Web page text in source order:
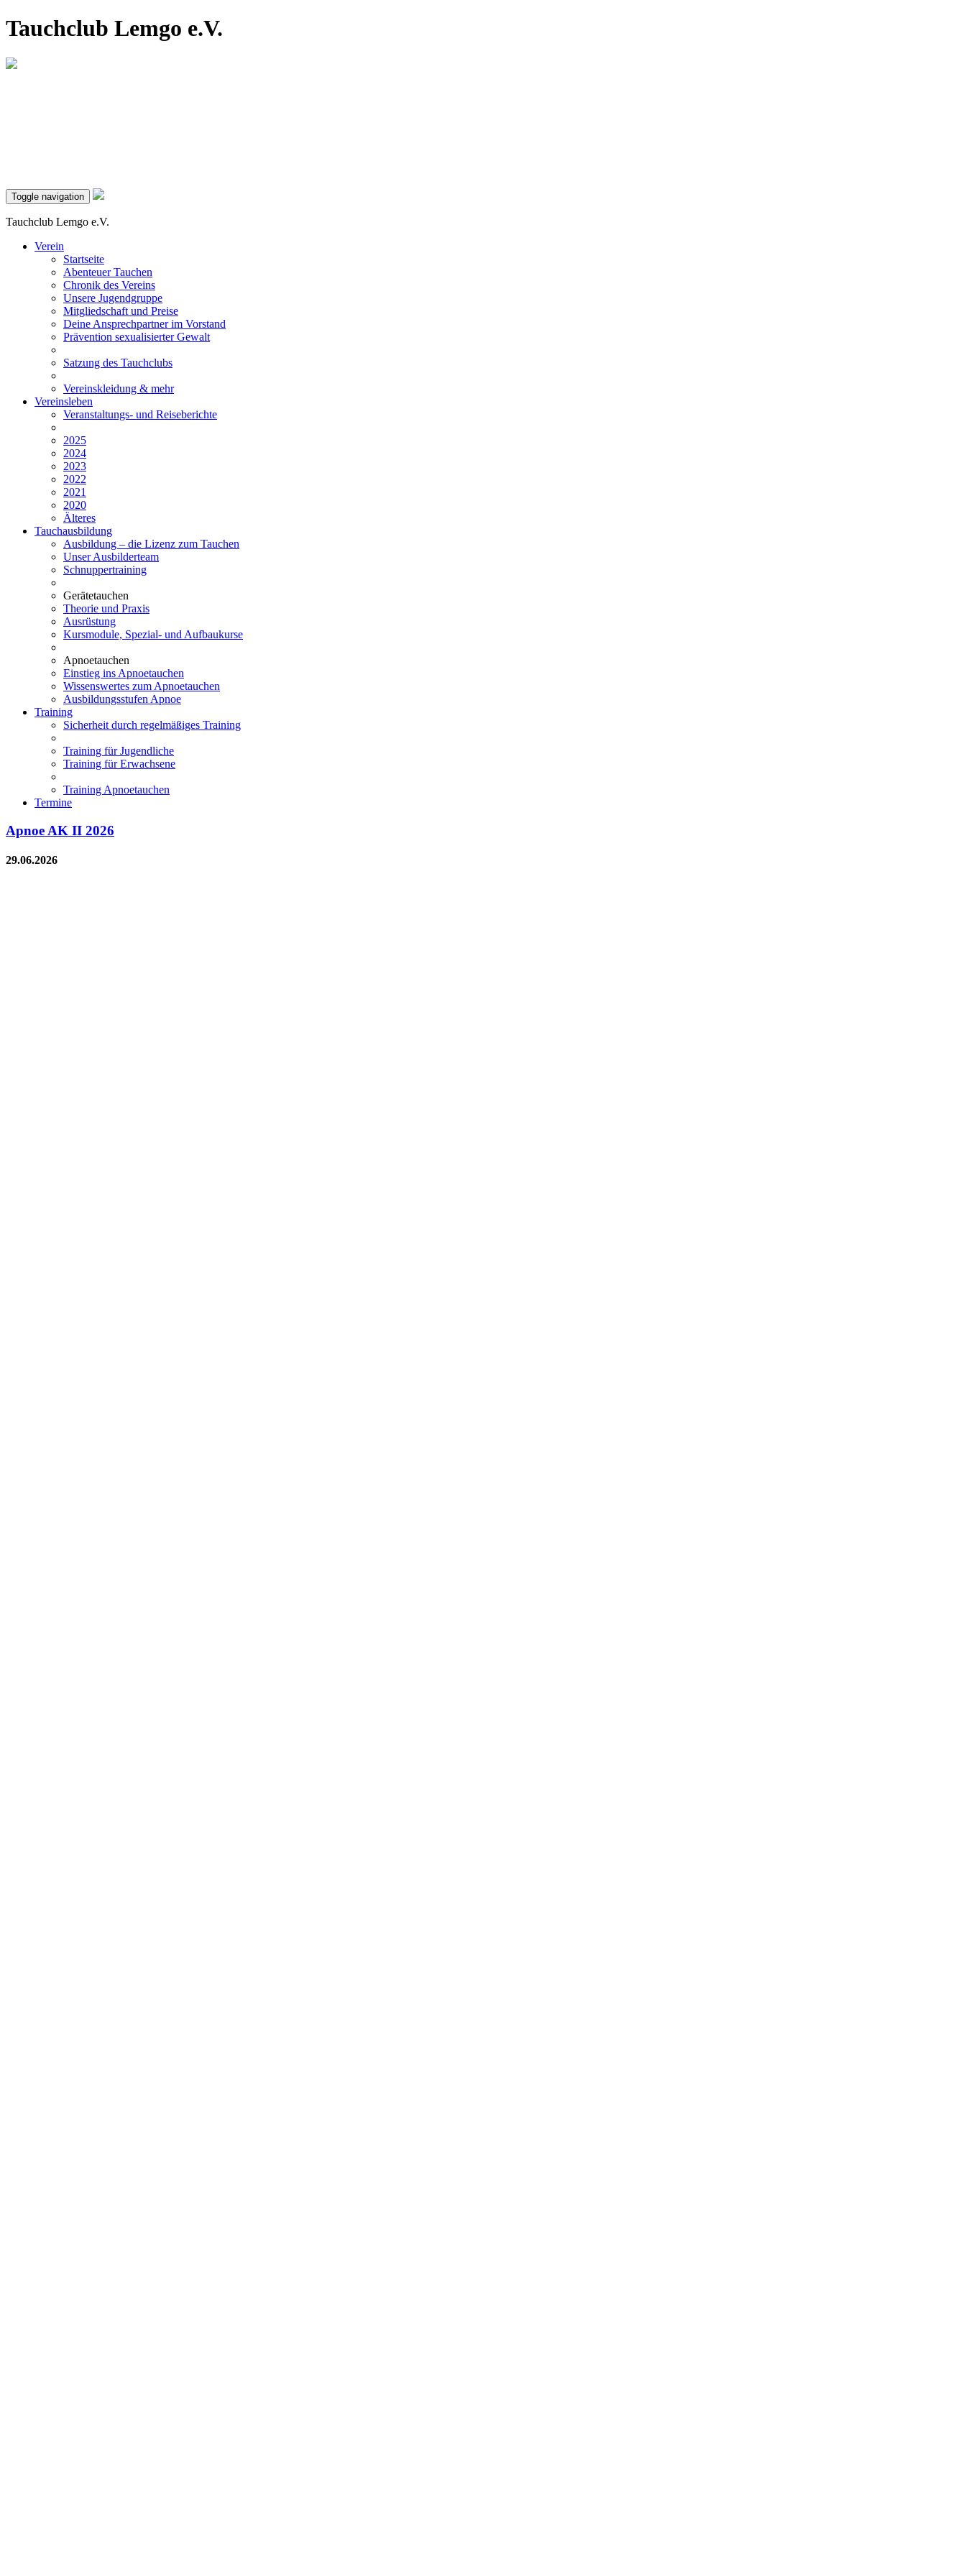
Tauchclub Lemgo e.V.
Toggle navigation
Tauchclub Lemgo e.V.
Verein
Startseite
Abenteuer Tauchen
Chronik des Vereins
Unsere Jugendgruppe
Mitgliedschaft und Preise
Deine Ansprechpartner im Vorstand
Prävention sexualisierter Gewalt
Satzung des Tauchclubs
Vereinskleidung & mehr
Vereinsleben
Veranstaltungs- und Reiseberichte
2025
2024
2023
2022
2021
2020
Älteres
Tauchausbildung
Ausbildung – die Lizenz zum Tauchen
Unser Ausbilderteam
Schnuppertraining
Gerätetauchen
Theorie und Praxis
Ausrüstung
Kursmodule, Spezial- und Aufbaukurse
Apnoetauchen
Einstieg ins Apnoetauchen
Wissenswertes zum Apnoetauchen
Ausbildungsstufen Apnoe
Training
Sicherheit durch regelmäßiges Training
Training für Jugendliche
Training für Erwachsene
Training Apnoetauchen
Termine
Apnoe AK II 2026
29.06.2026